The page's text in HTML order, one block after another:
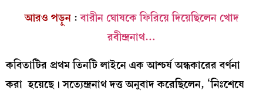
আরও পড়ুন:বারীন ঘোষকে ফিরিয়ে দিয়েছিলেন খোদ
রবীন্দ্রনাথ…
কবিতাটির প্রথম তিনটি লাইনে এক আশ্চর্য অন্ধকারের বর্ণনা
করা হয়েছে। সত্যেন্দ্রনাথ দত্ত অনুবাদ করেছিলেন, ‘নিঃশেষে